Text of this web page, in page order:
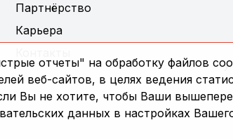
Партнёрство
Карьера
отчеты" на обработку файлов
веб-сайтов, в целях ведения
Вы не хотите, чтобы Ваши
данных в настройках